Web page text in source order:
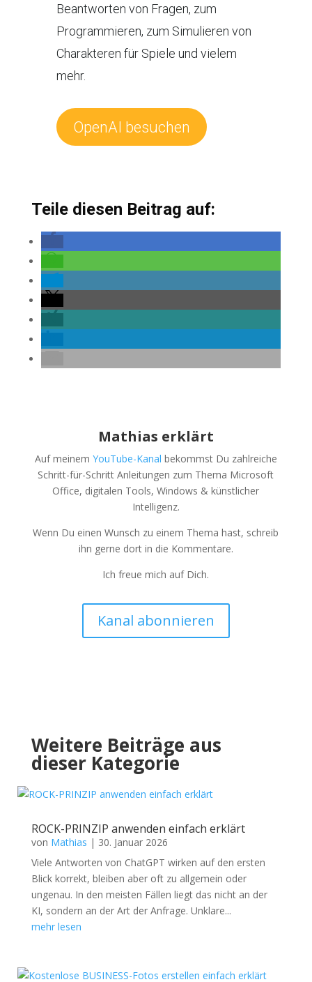
Beantworten von Fragen, zum
Programmieren, zum Simulieren von
Charakteren für Spiele und vielem
mehr.
OpenAI besuchen
Teile diesen Beitrag auf:
Mathias erklärt
Auf meinem YouTube-Kanal bekommst Du zahlreiche
Schritt-für-Schritt Anleitungen zum Thema Microsoft
Office, digitalen Tools, Windows & künstlicher
Intelligenz.
Wenn Du einen Wunsch zu einem Thema hast, schreib
ihn gerne dort in die Kommentare.
Ich freue mich auf Dich.
Kanal abonnieren
Weitere Beiträge aus
dieser Kategorie
ROCK-PRINZIP anwenden einfach erklärt
von Mathias | 30. Januar 2026
Viele Antworten von ChatGPT wirken auf den ersten
Blick korrekt, bleiben aber oft zu allgemein oder
ungenau. In den meisten Fällen liegt das nicht an der
KI, sondern an der Art der Anfrage. Unklare...
mehr lesen